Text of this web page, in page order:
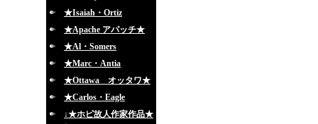
★Isaiah・Ortiz
★Apache アパッチ★
★Al・Somers
★Marc・Antia
★Ottawa オッタワ★
★Carlos・Eagle
↓★ホピ故人作家作品★